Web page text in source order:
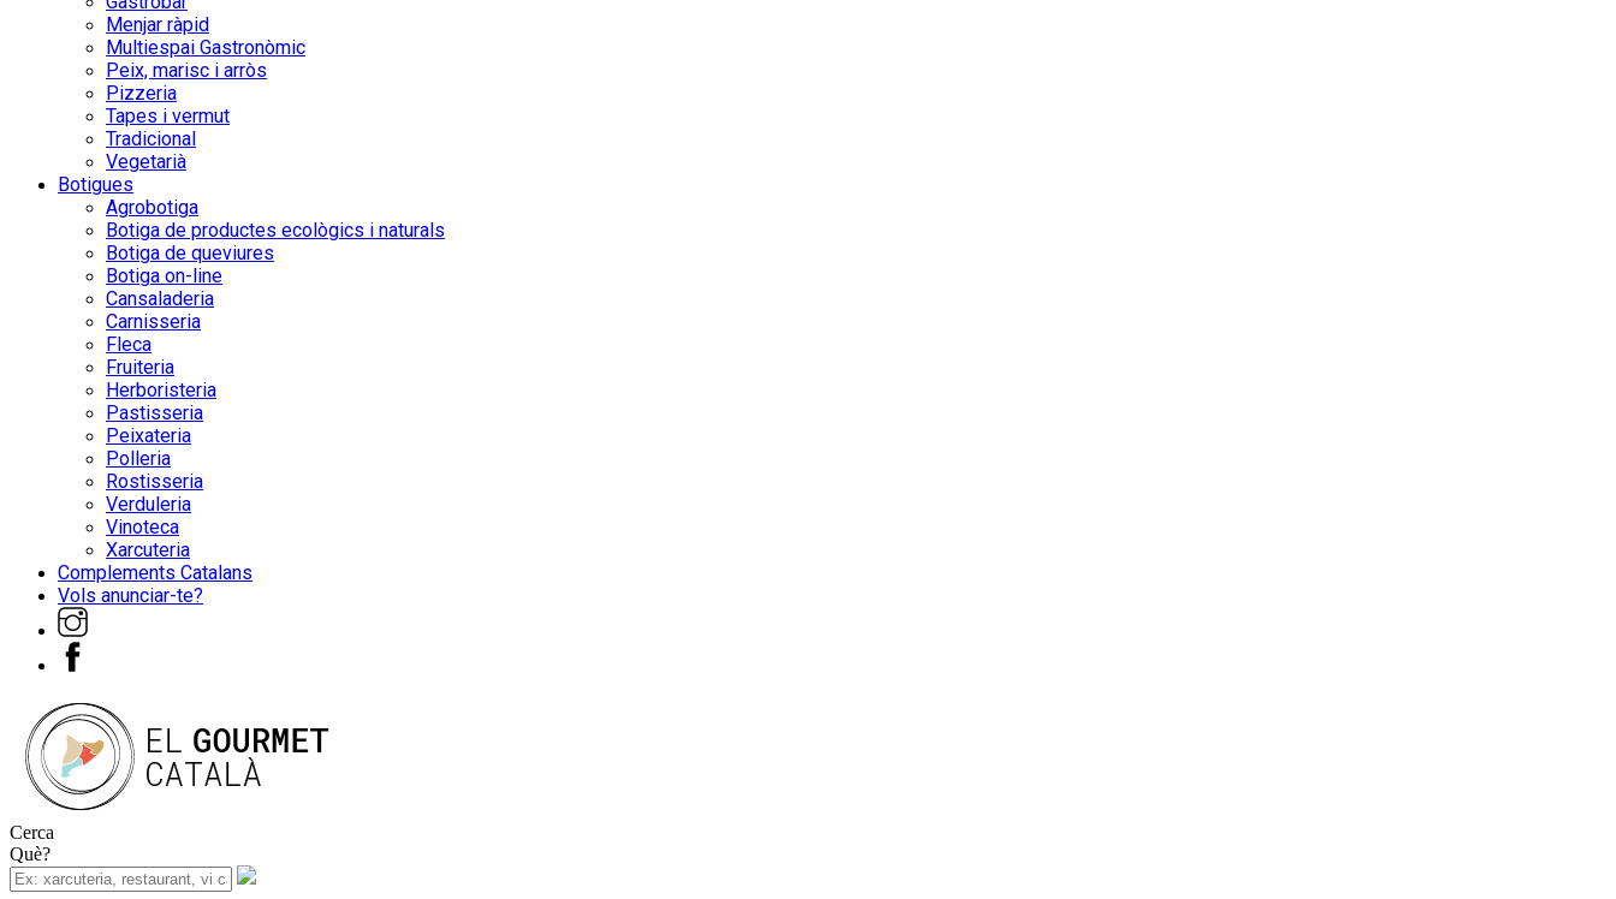
Menjar ràpid
Multiespai Gastronòmic
Peix, marisc i arròs
Pizzeria
Tapes i vermut
Tradicional
Vegetarià
Botigues
Agrobotiga
Botiga de productes ecològics i naturals
Botiga de queviures
Botiga on-line
Cansaladeria
Carnisseria
Fleca
Fruiteria
Herboristeria
Pastisseria
Peixateria
Polleria
Rostisseria
Verduleria
Vinoteca
Xarcuteria
Complements Catalans
Vols anunciar-te?
Cerca
Què?